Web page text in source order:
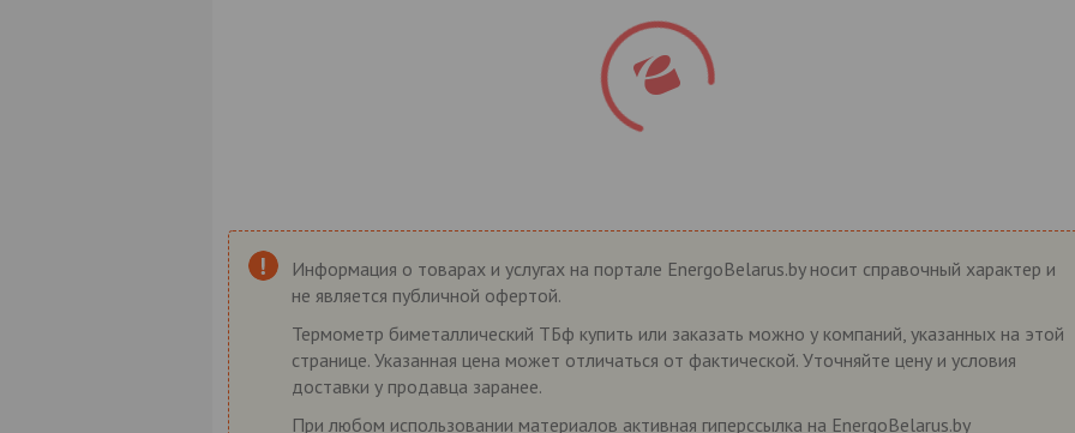
Информация о товарах и услугах на портале EnergoBelarus.by носит справочный характер и
не является публичной офертой.
Термометр биметаллический ТБф купить или заказать можно у компаний, указанных на этой
странице. Указанная цена может отличаться от фактической. Уточняйте цену и условия
доставки у продавца заранее.
При любом использовании материалов активная гиперссылка на EnergoBelarus.by